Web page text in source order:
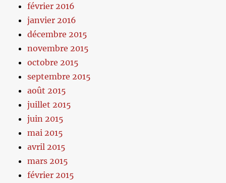
février 2016
janvier 2016
décembre 2015
novembre 2015
octobre 2015
septembre 2015
août 2015
juillet 2015
juin 2015
mai 2015
avril 2015
mars 2015
février 2015